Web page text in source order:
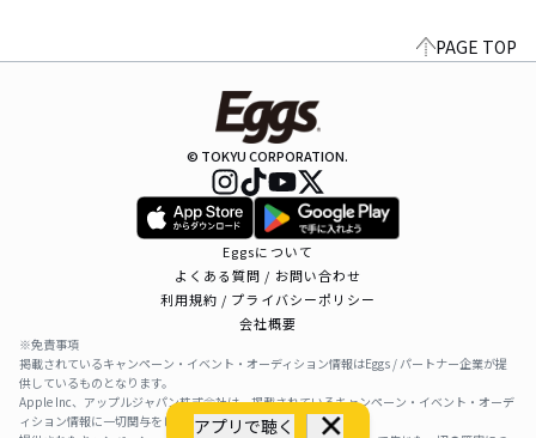
アプリで聴く
PAGE TOP
© TOKYU CORPORATION.
Eggsについて
よくある質問 / お問い合わせ
利用規約 / プライバシーポリシー
会社概要
※免責事項
掲載されているキャンペーン・イベント・オーディション情報はEggs / パートナー企業が提
供しているものとなります。
Apple Inc、アップルジャパン株式会社は、掲載されているキャンペーン・イベント・オーデ
ィション情報に一切関与をしておりません。